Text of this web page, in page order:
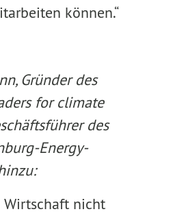
können.“
Gründer des
for climate
des
Energy-
Wirtschaft nicht